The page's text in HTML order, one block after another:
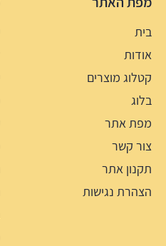
בית
אודות
קטלוג מוצרים
בלוג
מפת אתר
צור קשר
תקנון אתר
הצהרת נגישות